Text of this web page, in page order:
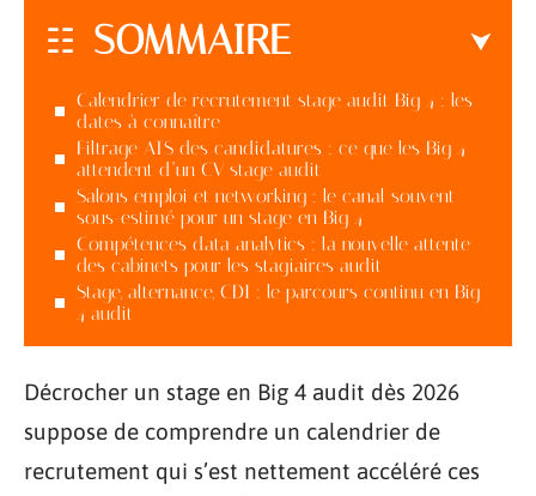
SOMMAIRE
Calendrier de recrutement stage audit Big 4 : les
dates à connaître
Filtrage ATS des candidatures : ce que les Big 4
attendent d’un CV stage audit
Salons emploi et networking : le canal souvent
sous-estimé pour un stage en Big 4
Compétences data analytics : la nouvelle attente
des cabinets pour les stagiaires audit
Stage, alternance, CDI : le parcours continu en Big
4 audit
Décrocher un stage en Big 4 audit dès 2026
suppose de comprendre un calendrier de
recrutement qui s’est nettement accéléré ces